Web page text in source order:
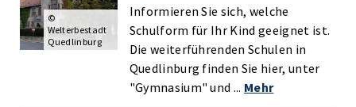
Informieren Sie sich, welche
Schulform für Ihr Kind geeignet ist.
Die weiterführenden Schulen in
Quedlinburg finden Sie hier, unter
"Gymnasium" und ... Mehr
©
Welterbestadt
Quedlinburg